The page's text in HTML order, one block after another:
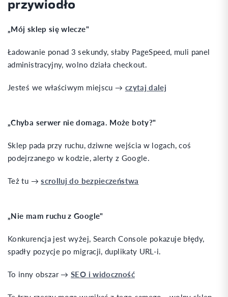
„Mój sklep się wlecze"
Ładowanie ponad 3 sekundy, słaby PageSpeed, muli panel
administracyjny, wolno działa checkout.
Jesteś we właściwym miejscu → czytaj dalej
„Chyba serwer nie domaga. Może boty?"
Sklep pada przy ruchu, dziwne wejścia w logach, coś
podejrzanego w kodzie, alerty z Google.
Też tu →scrolluj do bezpieczeństwa
„Nie mam ruchu z Google"
Konkurencja jest wyżej, Search Console pokazuje błędy,
spadły pozycje po migracji, duplikaty URL-i.
To inny obszar →SEO i widoczność